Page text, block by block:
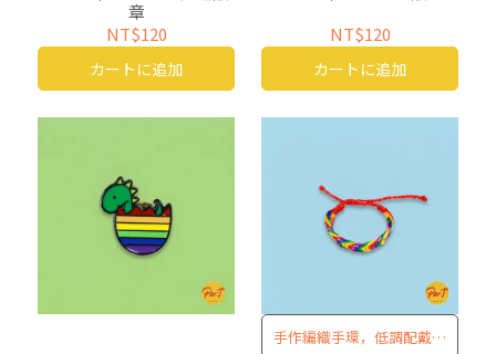
章
NT$120
カートに追加
NT$120
カートに追加
手作編織手環，低調配戴清